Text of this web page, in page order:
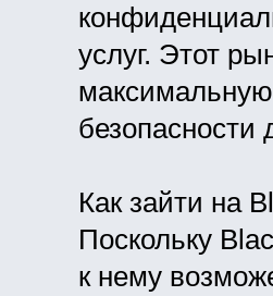
услуг. Этот
безопасности
Как зайти на
Поскольку
к нему